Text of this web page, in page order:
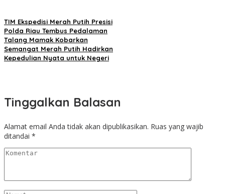
TIM Ekspedisi Merah Putih Presisi
Polda Riau Tembus Pedalaman
Talang Mamak Kobarkan
Semangat Merah Putih Hadirkan
Kepedulian Nyata untuk Negeri
Tinggalkan Balasan
Alamat email Anda tidak akan dipublikasikan. Ruas yang wajib
ditandai *